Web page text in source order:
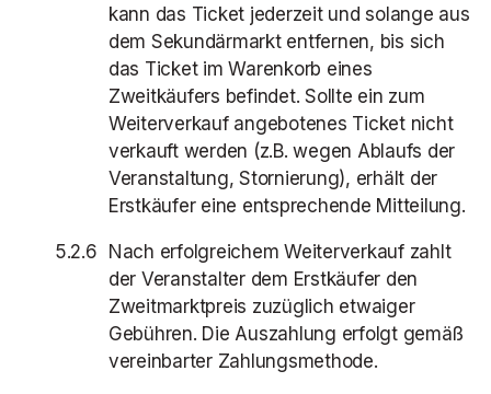
kann das Ticket jederzeit und solange aus
dem Sekundärmarkt entfernen, bis sich
das Ticket im Warenkorb eines
Zweitkäufers befindet. Sollte ein zum
Weiterverkauf angebotenes Ticket nicht
verkauft werden (z.B. wegen Ablaufs der
Veranstaltung, Stornierung), erhält der
Erstkäufer eine entsprechende Mitteilung.
Nach erfolgreichem Weiterverkauf zahlt
der Veranstalter dem Erstkäufer den
Zweitmarktpreis zuzüglich etwaiger
Gebühren. Die Auszahlung erfolgt gemäß
vereinbarter Zahlungsmethode.